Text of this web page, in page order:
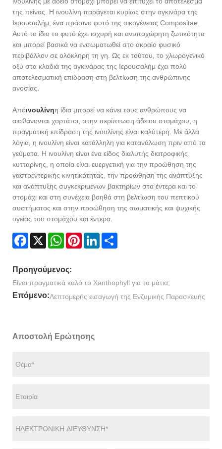
της πείνας. Η ινουλίνη παράγεται κυρίως στην αγκινάρα της
Ιερουσαλήμ, ένα πράσινο φυτό της οικογένειας Compositae.
Αυτό το ίδιο το φυτό έχει ισχυρή και ανυποχώρητη ζωτικότητα
και μπορεί βασικά να ενσωματωθεί στο ακραίο φυσικό
περιβάλλον σε ολόκληρη τη γη. Ως εκ τούτου, το χλωρογενικό
οξύ στα κλαδιά της αγκινάρας της Ιερουσαλήμ έχει πολύ
αποτελεσματική επίδραση στη βελτίωση της ανθρώπινης
ανοσίας.
Απόινουλίνηη ίδια μπορεί να κάνει τους ανθρώπους να
αισθάνονται χορτάτοι, στην περίπτωση άδειου στομάχου, η
πραγματική επίδραση της ινουλίνης είναι καλύτερη. Με άλλα
λόγια, η ινουλίνη είναι κατάλληλη για κατανάλωση πριν από τα
γεύματα. Η ινουλίνη είναι ένα είδος διαλυτής διατροφικής
κυτταρίνης, η οποία είναι ευεργετική για την προώθηση της
γαστρεντερικής κινητικότητας, την προώθηση της ανάπτυξης
και ανάπτυξης συγκεκριμένων βακτηρίων στα έντερα και το
στομάχι και στη συνέχεια βοηθά στη βελτίωση του πεπτικού
συστήματος και στην προώθηση της σωματικής και ψυχικής
υγείας του στομάχου και έντερα.
Facebook
X WhatsAppPinterestLinkedIn
Προηγούμενος:
Είναι πραγματικά καλό το Xanthophyll για τα μάτια;
Επόμενο:Λεπτομερής εισαγωγή της Ενζυμικής Παρασκευής
Αποστολή Ερώτησης